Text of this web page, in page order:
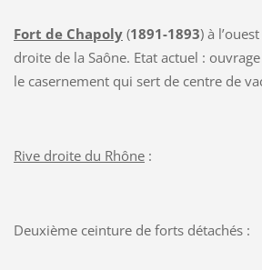
Fort de Chapoly(1891-1893) à
droite de la Saône. Etat actuel :
le casernement qui sert de centre de
Rive droite du Rhône:
Deuxième ceinture de forts détachés :